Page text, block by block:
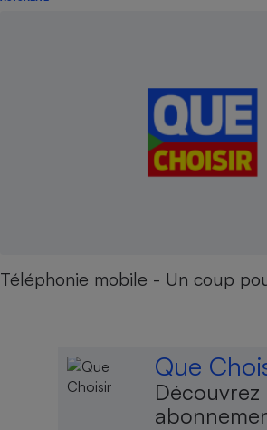
Téléphonie mobile - Un coup
Que
Découvrez